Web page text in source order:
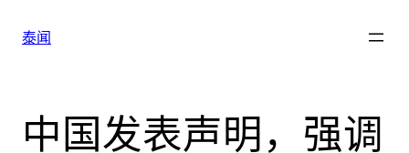
泰闻
中国发表声明，强调